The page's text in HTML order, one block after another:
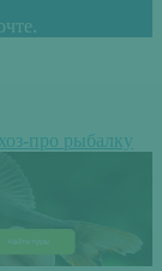
про рыбалку